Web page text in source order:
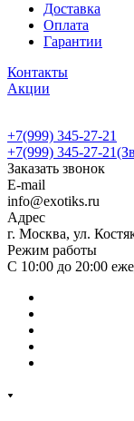
Доставка
Оплата
Гарантии
Контакты
Акции
+7(999) 345-27-21
+7(999) 345-27-21
Заказать звонок
E-mail
info@exotiks.ru
Адрес
г. Москва, ул.
Режим работы
С 10:00 до 20:00